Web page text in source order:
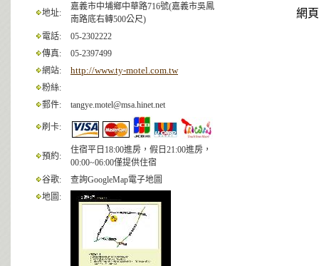
地址:
嘉義市中埔鄉中華路716號(嘉義市吳鳳
南路底右轉500公尺)
電話:
05-2302222
傳真:
05-2397499
網站:
http://www.ty-motel.com.tw
粉絲:
郵件:
tangye.motel@msa.hinet.net
刷卡:
預約:
住宿平日18:00進房，假日21:00進房，
00:00~06:00僅提供住宿
谷歌:
查詢GoogleMap電子地圖
地圖:
網